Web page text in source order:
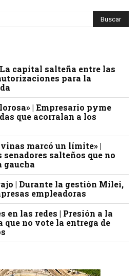
capital salteña entre las
para la
| Empresario pyme
que acorralan a los
marcó un límite» |
salteños que no
gaucha
| Durante la gestión Milei,
empleadoras
en las redes | Presión a la
que no vote la entrega de